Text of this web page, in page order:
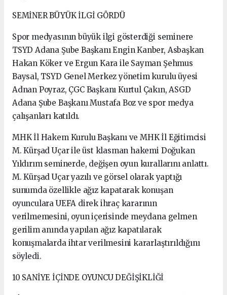
SEMİNER BÜYÜK İLGİ GÖRDÜ
Spor medyasının büyük ilgi gösterdiği seminere
TSYD Adana Şube Başkanı Engin Kanber, Asbaşkan
Hakan Köker ve Ergun Kara ile Sayman Şehmus
Baysal, TSYD Genel Merkez yönetim kurulu üyesi
Adnan Poyraz, ÇGC Başkanı Kurtul Çakın, ASGD
Adana Şube Başkanı Mustafa Boz ve spor medya
çalışanları katıldı.
MHK İl Hakem Kurulu Başkanı ve MHK İl Eğitimcisi
M. Kürşad Uçar ile üst klasman hakemi Doğukan
Yıldırım seminerde, değişen oyun kurallarını anlattı.
M. Kürşad Uçar yazılı ve görsel olarak yaptığı
sunumda özellikle ağız kapatarak konuşan
oyunculara UEFA direk ihraç kararının
verilmemesini, oyun içerisinde meydana gelmen
gerilim anında yapılan ağız kapatılarak
konuşmalarda ihtar verilmesini kararlaştırıldığını
söyledi.
10 SANİYE İÇİNDE OYUNCU DEĞİŞİKLİĞİ